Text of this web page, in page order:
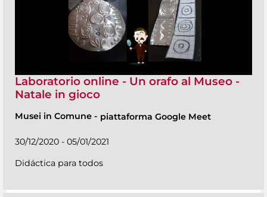
Laboratorio online - Un orafo al Museo -
Natale in gioco
Musei in Comune - piattaforma Google Meet
30/12/2020 - 05/01/2021
Didáctica para todos